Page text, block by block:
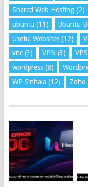
Shared Web Hosting(2)
ubuntu (11) Ubuntu
Useful Websites(12)
vnc(3) VPN (3) VPS
wordpress(8)
WP Sinhala (12) Zoho